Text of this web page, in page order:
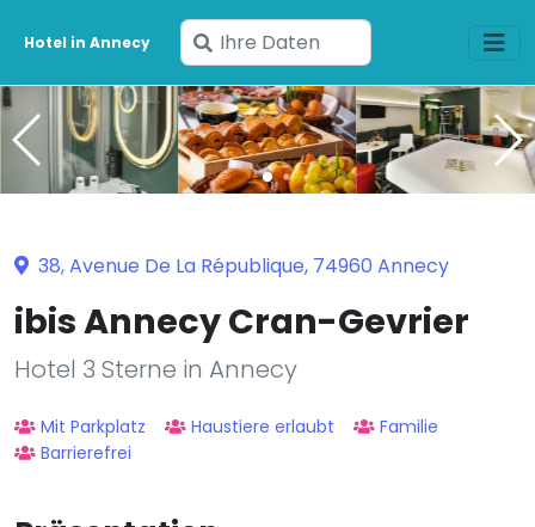
Hotel in Annecy
Geben
Sie
Ihre
Daten
ein
38, Avenue De La République, 74960 Annecy
ibis Annecy Cran-Gevrier
Hotel 3 Sterne in Annecy
Mit Parkplatz Haustiere erlaubt
Familie
Barrierefrei